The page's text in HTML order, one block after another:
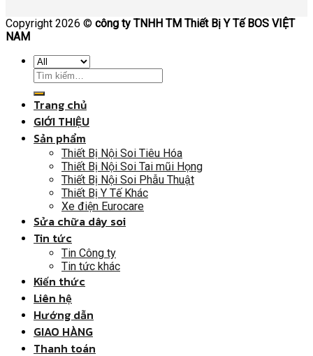
Copyright 2026 © công ty TNHH TM Thiết Bị Y Tế BOS VIỆT
NAM
Trang chủ
GIỚI THIỆU
Sản phẩm
Thiết Bị Nội Soi Tiêu Hóa
Thiết Bị Nội Soi Tai mũi Họng
Thiết Bị Nội Soi Phẫu Thuật
Thiết Bị Y Tế Khác
Xe điện Eurocare
Sửa chữa dây soi
Tin tức
Tin Công ty
Tin tức khác
Kiến thức
Liên hệ
Hướng dẫn
GIAO HÀNG
Thanh toán